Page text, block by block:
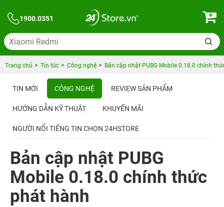
1900.0351
Trang chủ Tin tức Công nghệ Bản cập nhật PUBG Mobile 0.18.0 chính
TIN MỚI CÔNG NGHỆ REVIEW SẢN PHẨM
HƯỚNG DẪN KỸ THUẬT KHUYẾN MÃI
NGƯỜI NỔI TIẾNG TIN CHỌN 24HSTORE
Bản cập nhật PUBG
Mobile 0.18.0 chính thức
phát hành